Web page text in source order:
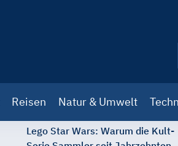
Reisen Natur & Umwelt
Lego Star Wars: Warum die Kult-